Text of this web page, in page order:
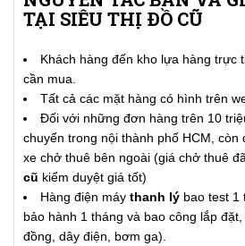
TẠI SIÊU THỊ ĐỒ CŨ
Khách hàng đến kho lựa hàng trực
cần mua.
Tất cả các mặt hàng có hình trên
Đối với những đơn hàng trên 10
chuyển trong nội thành phố HCM,
xe chở thuê bên ngoài (giá chở thuê
cũ kiểm duyệt giá tốt)
Hàng điện máy thanh lý bao test 1
bảo hành 1 tháng và bao công lắp
đồng, dây điện, bơm ga).